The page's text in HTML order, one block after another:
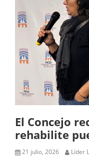
El Concejo
rehabilite
21 julio, 2026 Líder